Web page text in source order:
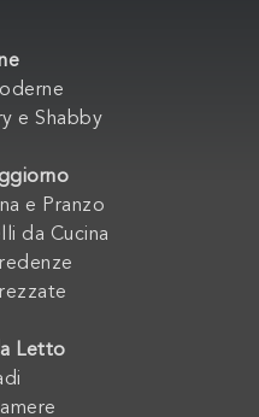
e Shabby
e Pranzo
da Cucina
Letto